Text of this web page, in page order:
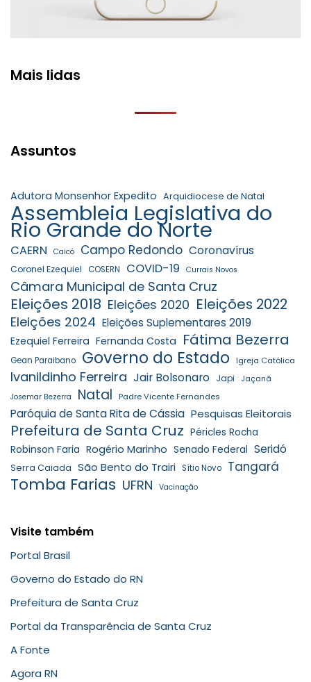
Mais lidas
Assuntos
Adutora Monsenhor Expedito Arquidiocese de Natal
Assembleia Legislativa do
Rio Grande do Norte
CAERN Caicó Campo Redondo Coronavírus
Coronel Ezequiel COSERN COVID-19 Currais Novos
Câmara Municipal de Santa Cruz
Eleições 2018 Eleições 2020 Eleições 2022
Eleições 2024 Eleições Suplementares 2019
Ezequiel Ferreira Fernanda Costa Fátima Bezerra
Gean Paraibano Governo do Estado Igreja Católica
Ivanildinho Ferreira Jair Bolsonaro Japi Jaçanã
Josemar Bezerra Natal Padre Vicente Fernandes
Paróquia de Santa Rita de Cássia Pesquisas Eleitorais
Prefeitura de Santa Cruz Péricles Rocha
Robinson Faria Rogério Marinho Senado Federal Seridó
Serra Caiada São Bento do Trairi Sítio Novo Tangará
Tomba Farias UFRN Vacinação
Visite também
Portal Brasil
Governo do Estado do RN
Prefeitura de Santa Cruz
Portal da Transparência de Santa Cruz
A Fonte
Agora RN